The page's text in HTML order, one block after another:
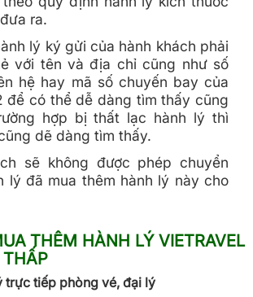
ra.
lý ký gửi của hành khách phải
với tên và địa chỉ cũng như số
hệ hay mã số chuyến bay của
để có thể dễ dàng tìm thấy cũng
hợp bị thất lạc hành lý thì
dẽ dàng tìm thấy.
sẽ không được phép chuyển
lý đã mua thêm hành lý này cho
THÊM HÀNH LÝ VIETRAVEL
THẤP
trực tiếp phòng vé, đại lý